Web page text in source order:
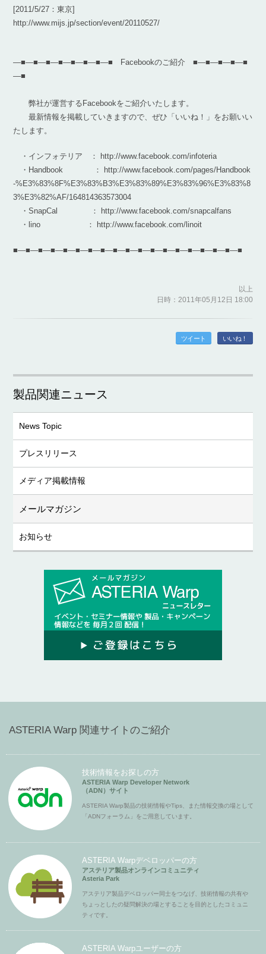
[2011/5/27：東京]
http://www.mijs.jp/section/event/20110527/
―■―■―■―■―■―■―■―■ Facebookのご紹介 ■―■―■―■―■
―■
弊社が運営するFacebookをご紹介いたします。
最新情報を掲載していきますので、ぜひ「いいね！」をお願いい
たします。
・インフォテリア ： http://www.facebook.com/infoteria
・Handbook ： http://www.facebook.com/pages/Handbook
-%E3%83%8F%E3%83%B3%E3%83%89%E3%83%96%E3%83%8
3%E3%82%AF/164814363573004
・SnapCal ： http://www.facebook.com/snapcalfans
・lino ： http://www.facebook.com/linoit
■―■―■―■―■―■―■―■―■―■―■―■―■―■―■―■―■―■―■
以上
日時：2011年05月12日 18:00
ツイート いいね！
製品関連ニュース
News Topic
プレスリリース
メディア掲載情報
メールマガジン
お知らせ
ASTERIA Warp 関連サイトのご紹介
技術情報をお探しの方
ASTERIA Warp Developer Network
（ADN）サイト
ASTERIA Warp製品の技術情報やTips、また情報交換の場として
「ADNフォーラム」をご用意しています。
ASTERIA Warpデベロッパーの方
アステリア製品オンラインコミュニティ
Asteria Park
アステリア製品デベロッパー同士をつなげ、技術情報の共有や
ちょっとしたの疑問解決の場とすることを目的としたコミュニ
ティです。
ASTERIA Warpユーザーの方